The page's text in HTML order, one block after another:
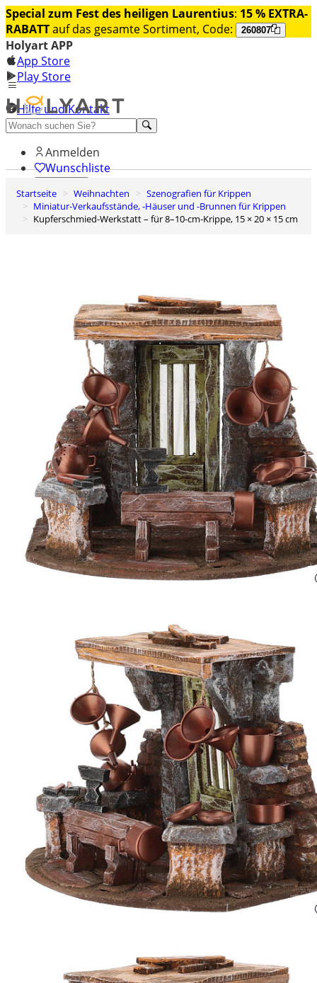
Special zum Fest des heiligen Laurentius: 15 % EXTRA-
RABATTauf das gesamte Sortiment, Code: 260807
Holyart APP
App Store
Play Store
Hilfe und Kontakt
Entdecken Sie Premium
Anmelden
Wunschliste
0
Warenkorb
Startseite Weihnachten
Szenografien für Krippen
Miniatur-Verkaufsstände, -Häuser und -Brunnen für Krippen
Kupferschmied-Werkstatt – für 8–10-cm-Krippe, 15 × 20 × 15 cm